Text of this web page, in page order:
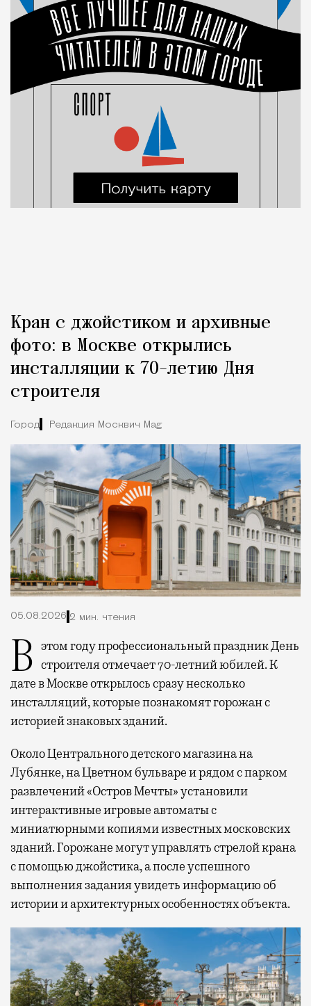
Кран с джойстиком и архивные
фото: в Москве открылись
инсталляции к 70-летию Дня
строителя
Город Редакция Москвич Mag
05.08.2026 2 мин. чтения
В этом году профессиональный праздник День строителя отмечает 70-летний юбилей. К
дате в Москве открылось сразу несколько
инсталляций, которые познакомят горожан с
историей знаковых зданий.
Около Центрального детского магазина на
Лубянке, на Цветном бульваре и рядом с парком
развлечений «Остров Мечты» установили
интерактивные игровые автоматы с
миниатюрными копиями известных московских
зданий. Горожане могут управлять стрелой крана
с помощью джойстика, а после успешного
выполнения задания увидеть информацию об
истории и архитектурных особенностях объекта.